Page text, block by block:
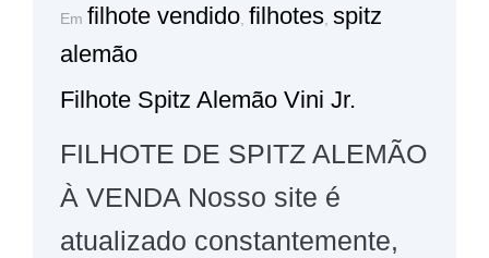
Em filhote vendido filhotes spitz
alemão
Filhote Spitz Alemão Vini Jr.
FILHOTE DE SPITZ ALEMÃO
À VENDA Nosso site é
atualizado constantemente,